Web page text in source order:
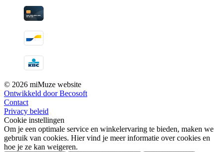
© 2026 miMuze website
Ontwikkeld door Becosoft
Contact
Privacy beleid
Cookie instellingen
Om je een optimale service en winkelervaring te bieden, maken we
gebruik van cookies. Hier vind je meer informatie over cookies en
hoe je ze kan weigeren.